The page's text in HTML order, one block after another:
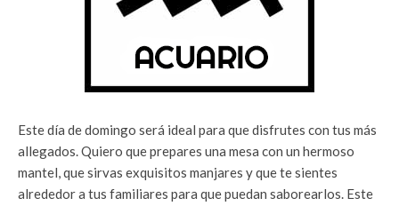
Este día de domingo será ideal para que disfrutes con tus más
allegados. Quiero que prepares una mesa con un hermoso
mantel, que sirvas exquisitos manjares y que te sientes
alrededor a tus familiares para que puedan saborearlos. Este